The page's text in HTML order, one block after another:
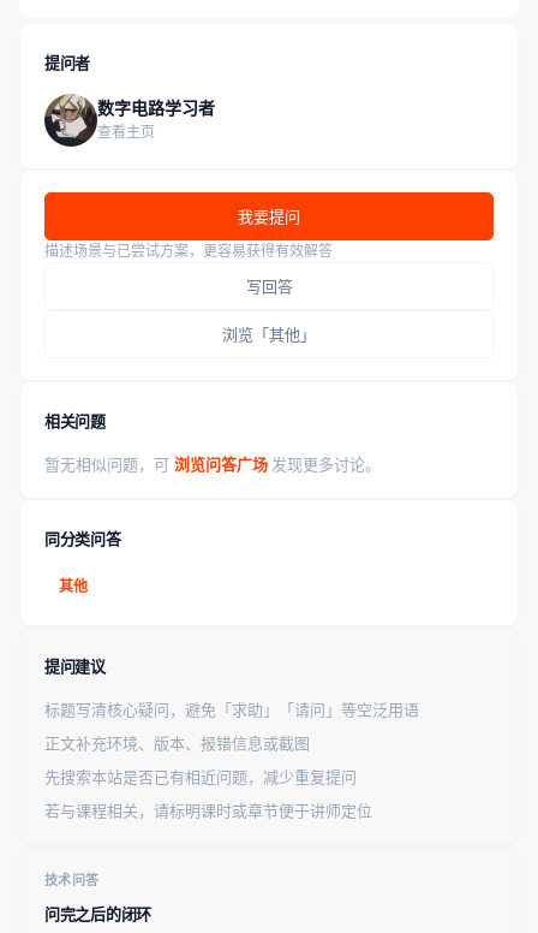
提问者
数字电路学习者
查看主页
我要提问
描述场景与已尝试方案，更容易获得有效解答
写回答
浏览「其他」
相关问题
暂无相似问题，可 浏览问答广场 发现更多讨论。
同分类问答
其他
提问建议
标题写清核心疑问，避免「求助」「请问」等空泛用语
正文补充环境、版本、报错信息或截图
先搜索本站是否已有相近问题，减少重复提问
若与课程相关，请标明课时或章节便于讲师定位
技术问答
问完之后的闭环